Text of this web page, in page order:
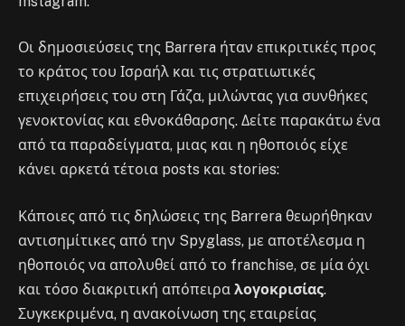
Οι δημοσιεύσεις της Barrera ήταν επικριτικές προς
το κράτος του Ισραήλ και τις στρατιωτικές
επιχειρήσεις του στη Γάζα, μιλώντας για συνθήκες
γενοκτονίας και εθνοκάθαρσης. Δείτε παρακάτω ένα
από τα παραδείγματα, μιας και η ηθοποιός είχε
κάνει αρκετά τέτοια posts και stories:
Κάποιες από τις δηλώσεις της Barrera θεωρήθηκαν
αντισημίτικες από την Spyglass, με αποτέλεσμα η
ηθοποιός να απολυθεί από το franchise, σε μία όχι
και τόσο διακριτική απόπειρα λογοκρισίας.
Συγκεκριμένα, η ανακοίνωση της εταιρείας